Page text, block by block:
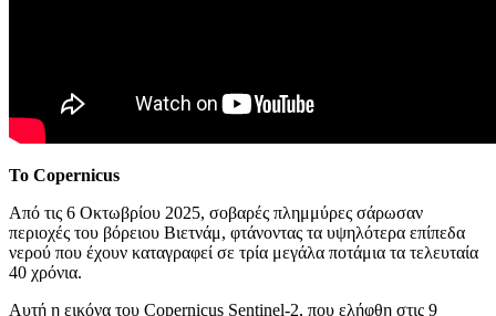
Το Copernicus
Από τις 6 Οκτωβρίου 2025, σοβαρές πλημμύρες σάρωσαν
περιοχές του βόρειου Βιετνάμ, φτάνοντας τα υψηλότερα επίπεδα
νερού που έχουν καταγραφεί σε τρία μεγάλα ποτάμια τα τελευταία
40 χρόνια.
Αυτή η εικόνα του Copernicus Sentinel-2, που ελήφθη στις 9